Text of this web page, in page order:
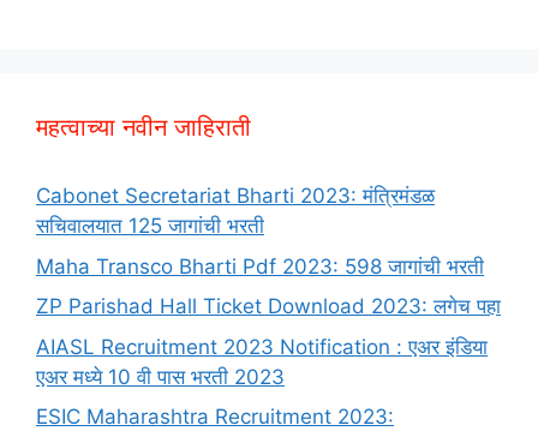
महत्वाच्या नवीन जाहिराती
Cabonet Secretariat Bharti 2023: मंत्रिमंडळ
सचिवालयात 125 जागांची भरती
Maha Transco Bharti Pdf 2023: 598 जागांची भरती
ZP Parishad Hall Ticket Download 2023: लगेच पहा
AIASL Recruitment 2023 Notification : एअर इंडिया
एअर मध्ये 10 वी पास भरती 2023
ESIC Maharashtra Recruitment 2023: